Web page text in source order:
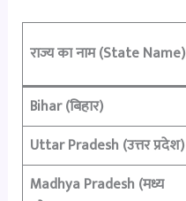
राज्य का नाम (State Name)
Bihar (बिहार)
Uttar Pradesh (उत्तर प्रदेश)
Madhya Pradesh (मध्य